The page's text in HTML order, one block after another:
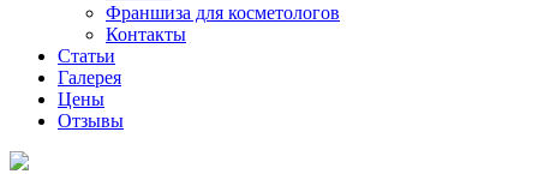
Франшиза для косметологов
Контакты
Статьи
Галерея
Цены
Отзывы